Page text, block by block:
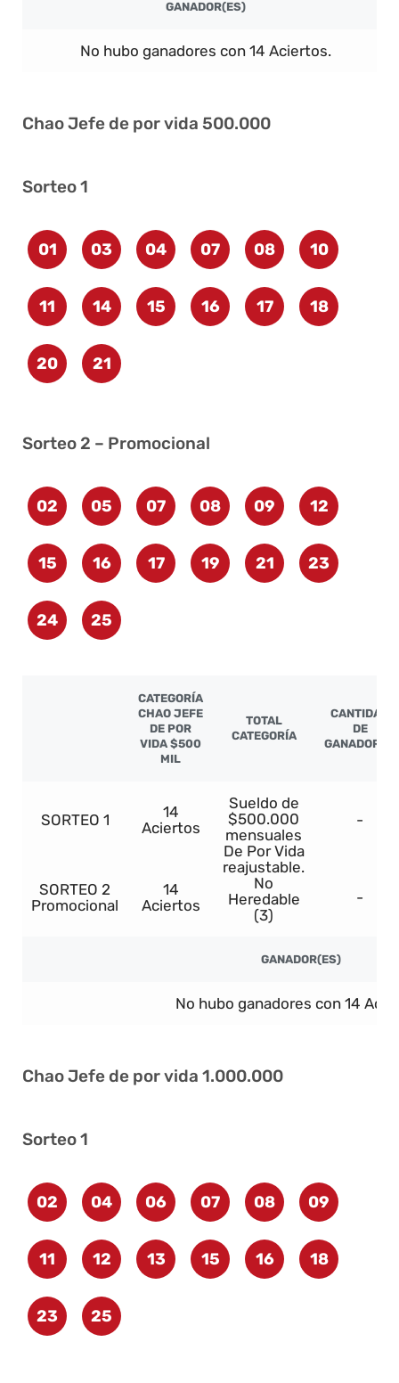
GANADOR(ES)
No hubo ganadores con 14 Aciertos.
Chao Jefe de por vida 500.000
Sorteo 1
01 03 04 07 08 10
11 14 15 16 17 18
20 21
Sorteo 2 – Promocional
02 05 07 08 09 12
15 16 17 19 21 23
24 25
CATEGORÍA
CHAO JEFE
DE POR
VIDA $500
MIL
TOTAL
CATEGORÍA
CANTIDAD
DE
GANADORES
SORTEO 1
14
Aciertos
Sueldo de
$500.000
mensuales
De Por Vida
reajustable.
No
Heredable
(3)
-
SORTEO 2
Promocional
14
Aciertos
-
GANADOR(ES)
No hubo ganadores con 14
Chao Jefe de por vida 1.000.000
Sorteo 1
02 04 06 07 08 09
11 12 13 15 16 18
23 25